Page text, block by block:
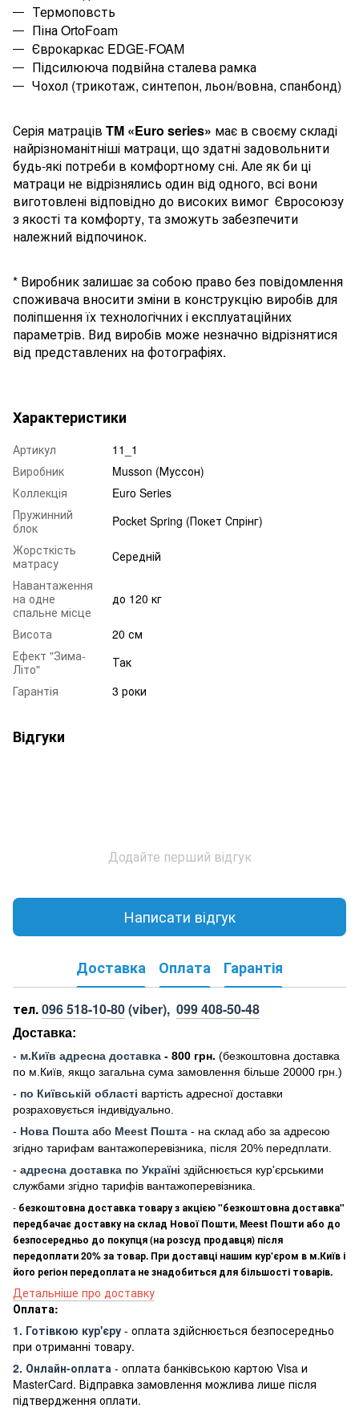
Термоповсть
ПінаOrtoFoam
Єврокаркас EDGE-FOAM
Підсилююча подвійна сталева рамка
Чохол (трикотаж, синтепон, льон/вовна, спанбонд)
Серія матраців TM «Euro series» має в своєму складі
найрізноманітніші матраци, що здатні задовольнити
будь-які потреби в комфортному сні. Але як би ці
матраци не відрізнялись один від одного, всі вони
виготовлені відповідно до високих вимог Євросоюзу
з якості та комфорту, та зможуть забезпечити
належний відпочинок.
* Виробник залишає за собою право без повідомлення
споживача вносити зміни в конструкцію виробів для
поліпшення їх технологічних і експлуатаційних
параметрів. Вид виробів може незначно відрізнятися
від представлених на фотографіях.
Характеристики
Артикул
11_1
Виробник
Musson (Муссон)
Коллекція
Euro Series
Пружинний
блок
Pocket Spring (Покет Спрінг)
Жорсткість
матрасу
Середній
Навантаження
на одне
спальне місце
до 120 кг
Висота
20 см
Ефект "Зима-
Літо"
Так
Гарантія
3 роки
Відгуки
Додайте перший відгук
Написати відгук
Доставка Оплата Гарантія
тел.096 518-10-80(viber), 099 408-50-48
Доставка:
- м.Київ адресна доставка - 800 грн. (безкоштовна доставка
по м.Київ, якщо загальна сума замовлення більше 20000 грн .)
- по Київській області вартість адресної доставки
розраховується індивідуально.
- Нова Пошта або Meest Пошта - на склад або за адресою
згідно тарифам вантажоперевізника, після 20% передплати.
- адресна доставка по Україні здійснюється кур'єрськими
службами згідно тарифів вантажоперевізника.
- безкоштовна доставка товару з акцією "безкоштовна доставка"
передбачає доставку на склад Нової Пошти, Meest Пошти або до
безпосередньо до покупця (на розсуд продавця) після
передоплати 20% за товар. При доставці нашим кур'єром в м.Київ і
його регіон передоплата не знадобиться для більшості товарів.
Детальніше про доставку
Оплата:
1. Готівкою кур'єру - оплата здійснюється безпосередньо
при отриманні товару.
2. Онлайн-оплата - оплата банківською картою Visa и
MasterCard. Відправка замовлення можлива лише після
підтвердження оплати.